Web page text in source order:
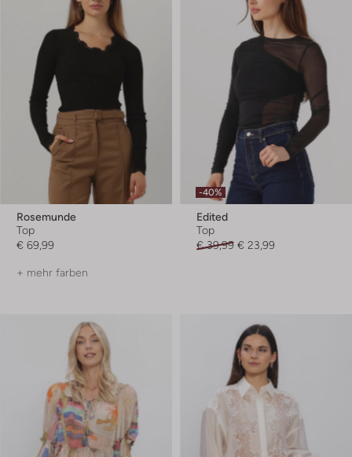
Rosemunde
Top
€ 69,99
+ mehr farben
-40%
Edited
Top
€ 39,99 € 23,99